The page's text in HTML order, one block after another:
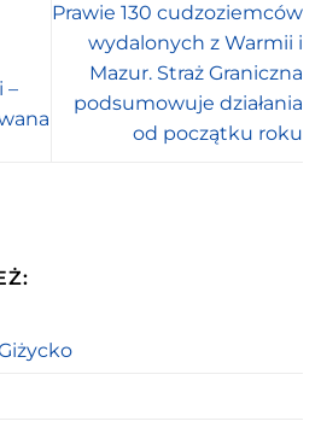
–
Prawie 130 cudzoziemców
wydalonych z Warmii i
Mazur. Straż Graniczna
podsumowuje działania
od początku roku